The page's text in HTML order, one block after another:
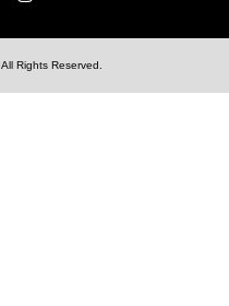
All Rights Reserved.